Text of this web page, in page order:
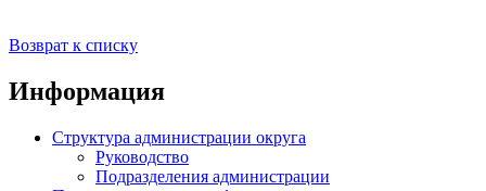
Возврат к списку
Информация
Структура администрации округа
Руководство
Подразделения администрации